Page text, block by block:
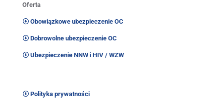
Oferta
Obowiązkowe ubezpieczenie OC
Dobrowolne ubezpieczenie OC
Ubezpieczenie NNW i HIV / WZW
Polityka prywatności